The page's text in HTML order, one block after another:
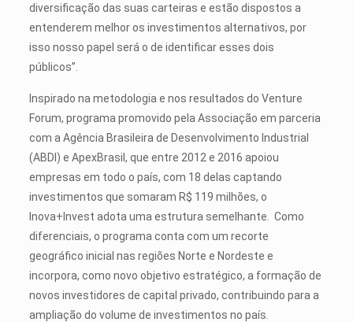
diversificação das suas carteiras e estão dispostos a
entenderem melhor os investimentos alternativos, por
isso nosso papel será o de identificar esses dois
públicos”.
Inspirado na metodologia e nos resultados do Venture
Forum, programa promovido pela Associação em parceria
com a Agência Brasileira de Desenvolvimento Industrial
(ABDI) e ApexBrasil, que entre 2012 e 2016 apoiou
empresas em todo o país, com 18 delas captando
investimentos que somaram R$ 119 milhões, o
Inova+Invest adota uma estrutura semelhante. Como
diferenciais, o programa conta com um recorte
geográfico inicial nas regiões Norte e Nordeste e
incorpora, como novo objetivo estratégico, a formação de
novos investidores de capital privado, contribuindo para a
ampliação do volume de investimentos no país.